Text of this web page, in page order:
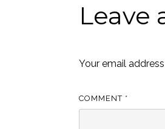
Leave
Your email
COMMENT *